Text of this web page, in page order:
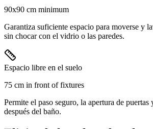
90x90 cm minimum
Garantiza suficiente espacio para moverse y
sin chocar con el vidrio o las paredes.
Espacio libre en el suelo
75 cm in front of fixtures
Permite el paso seguro, la apertura de puertas
después del baño.